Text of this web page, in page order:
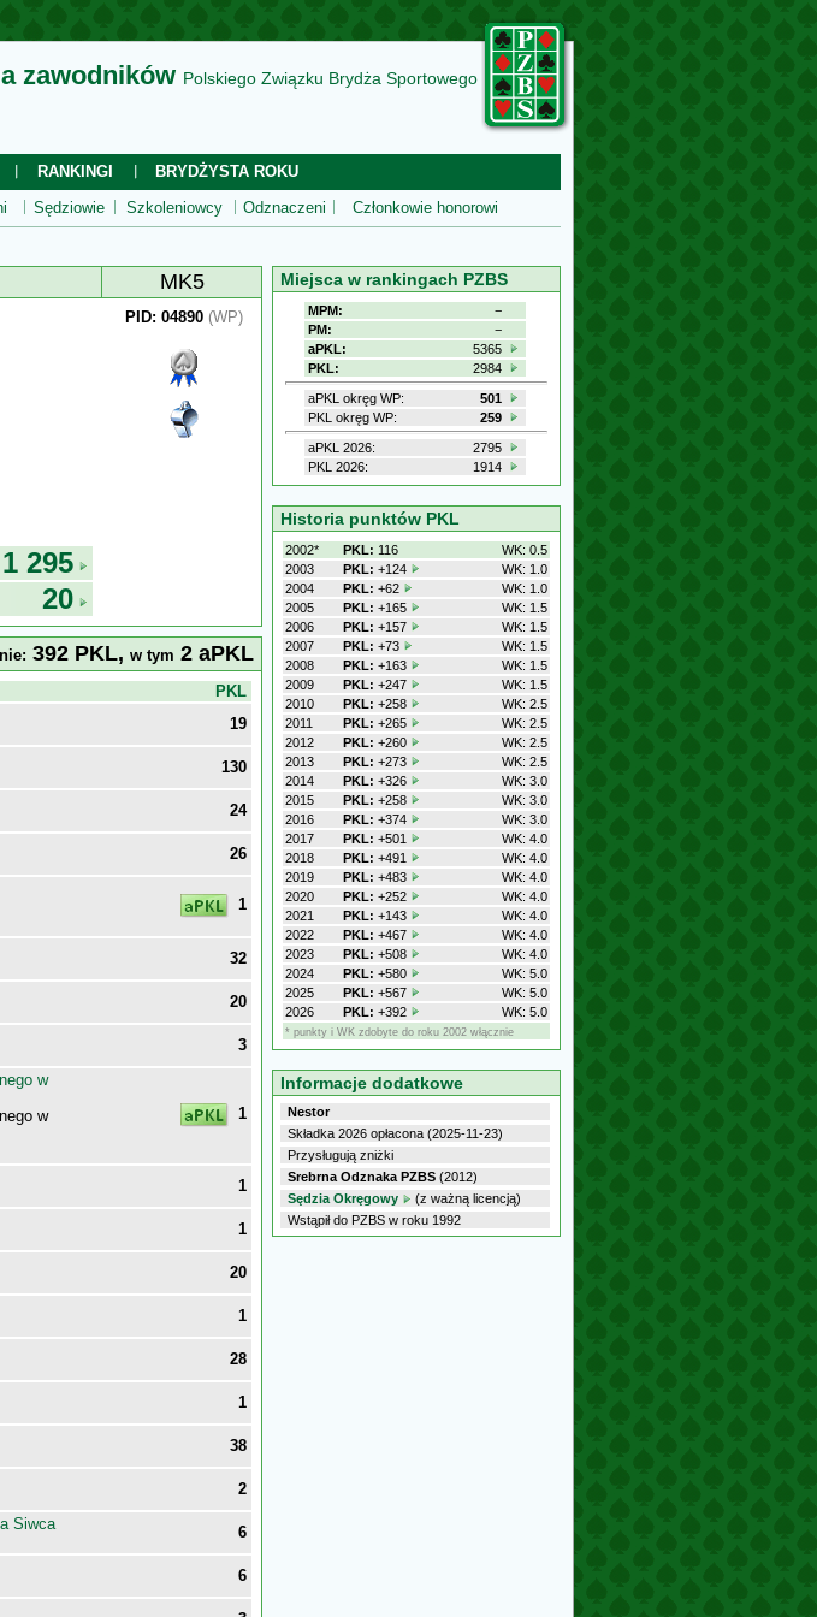
zawodników Polskiego Związku Brydża Sportowego
RANKINGI
BRYDŻYSTA ROKU
Sędziowie Szkoleniowcy Odznaczeni Członkowie honorowi
MK5
1 295
20
PID: 04890 (WP)
392 PKL, w tym 2 aPKL
PKL
19
130
24
26
1
32
20
3
w
w
1
1
1
20
1
28
1
38
2
Siwca
6
6
Miejsca w rankingach PZBS
MPM:
−
PM:
−
aPKL:
5365
PKL:
2984
aPKL okręg WP:
501
PKL okręg WP:
259
aPKL 2026:
2795
PKL 2026:
1914
Historia punktów PKL
2002* PKL: 116
WK: 0.5
2003
PKL: +124
WK: 1.0
2004
PKL: +62
WK: 1.0
2005
PKL: +165
WK: 1.5
2006
PKL: +157
WK: 1.5
2007
PKL: +73
WK: 1.5
2008
PKL: +163
WK: 1.5
2009
PKL: +247
WK: 1.5
2010
PKL: +258
WK: 2.5
2011
PKL: +265
WK: 2.5
2012
PKL: +260
WK: 2.5
2013
PKL: +273
WK: 2.5
2014
PKL: +326
WK: 3.0
2015
PKL: +258
WK: 3.0
2016
PKL: +374
WK: 3.0
2017
PKL: +501
WK: 4.0
2018
PKL: +491
WK: 4.0
2019
PKL: +483
WK: 4.0
2020
PKL: +252
WK: 4.0
2021
PKL: +143
WK: 4.0
2022
PKL: +467
WK: 4.0
2023
PKL: +508
WK: 4.0
2024
PKL: +580
WK: 5.0
2025
PKL: +567
WK: 5.0
2026
PKL: +392 WK: 5.0
* punkty i WK zdobyte do roku 2002 włącznie
Informacje dodatkowe
Nestor
Składka 2026 opłacona (2025-11-23)
Przysługują zniżki
Srebrna Odznaka PZBS (2012)
Sędzia Okręgowy
(z ważną licencją)
Wstąpił do PZBS w roku 1992